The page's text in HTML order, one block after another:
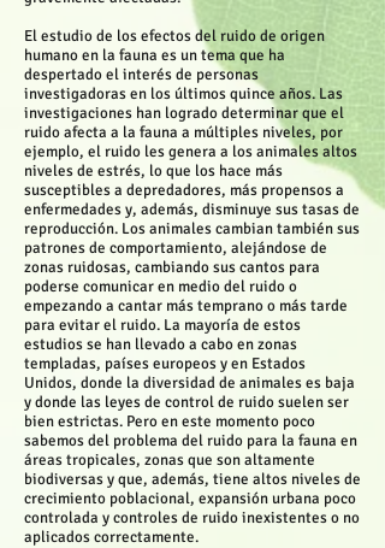
El estudio de los efectos del ruido de origen
humano en la fauna es un tema que ha
despertado el interés de personas
investigadoras en los últimos quince años. Las
investigaciones han logrado determinar que el
ruido afecta a la fauna a múltiples niveles, por
ejemplo, el ruido les genera a los animales altos
niveles de estrés, lo que los hace más
susceptibles a depredadores, más propensos a
enfermedades y, además, disminuye sus tasas de
reproducción. Los animales cambian también sus
patrones de comportamiento, alejándose de
zonas ruidosas, cambiando sus cantos para
poderse comunicar en medio del ruido o
empezando a cantar más temprano o más tarde
para evitar el ruido. La mayoría de estos
estudios se han llevado a cabo en zonas
templadas, países europeos y en Estados
Unidos, donde la diversidad de animales es baja
y donde las leyes de control de ruido suelen ser
bien estrictas. Pero en este momento poco
sabemos del problema del ruido para la fauna en
áreas tropicales, zonas que son altamente
biodiversas y que, además, tiene altos niveles de
crecimiento poblacional, expansión urbana poco
controlada y controles de ruido inexistentes o no
aplicados correctamente.